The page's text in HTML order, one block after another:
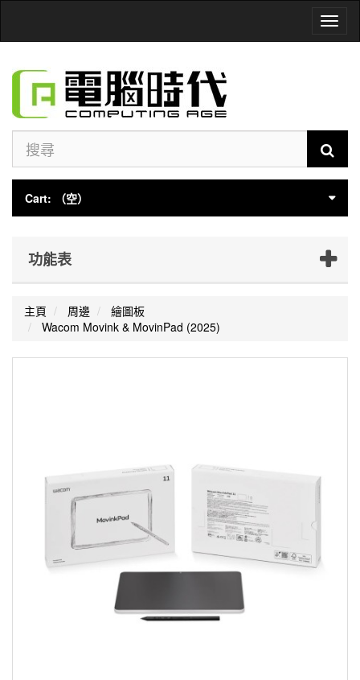
Cart: （空）
功能表
主頁 周邊
繪圖板
Wacom Movink & MovinPad (2025)